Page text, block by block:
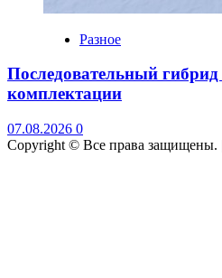
Разное
Последовательный
комплектации
07.08.2026 0
Copyright © Все права защищены.